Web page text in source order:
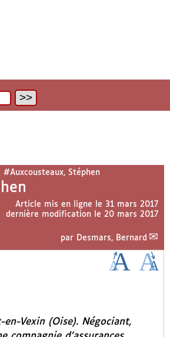
#Auxcousteaux, Stéphen
Article mis en ligne le 31 mars 2017
dernière modification le 20 mars 2017
par Desmars, Bernard
Vexin (Oise). Négociant,